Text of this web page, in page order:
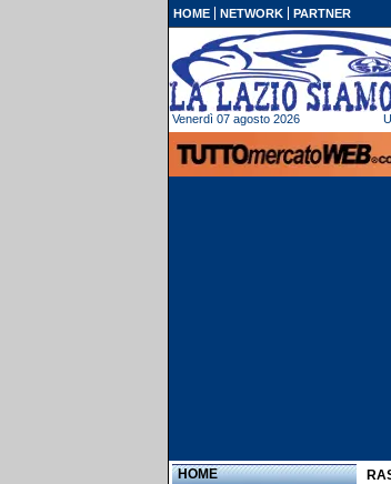
HOME NETWORK PARTNER
Venerdì 07 agosto 2026
HOME